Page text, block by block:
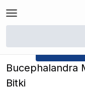
/
Bucephalandra
Bitki